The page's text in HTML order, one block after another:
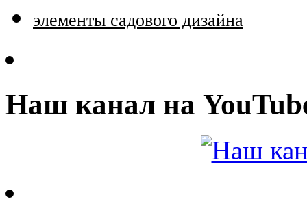
элементы садового дизайна
Наш канал на